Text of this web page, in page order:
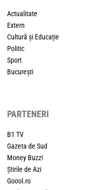
Actualitate
Extern
Cultură și Educație
Politic
Sport
București
PARTENERI
B1 TV
Gazeta de Sud
Money Buzz!
Știrile de Azi
Goool.ro